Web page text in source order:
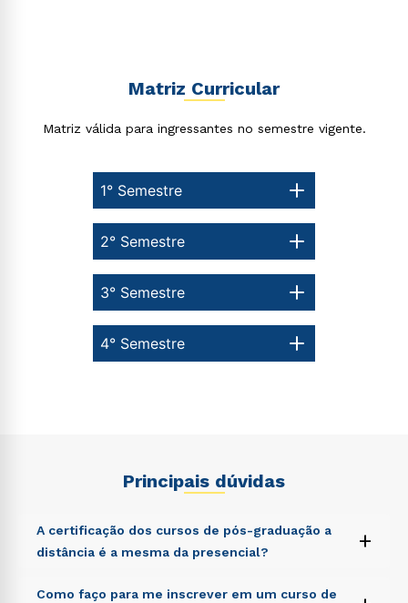
Matriz Curricular
Matriz válida para ingressantes no semestre vigente.
1° Semestre
4° Semestre
3° Semestre
2° Semestre
Principais dúvidas
A certificação dos cursos de pós-graduação a
distância é a mesma da presencial?
+
Sed ut perspiciatis unde omnis iste natus error sit
Como faço para me inscrever em um curso de